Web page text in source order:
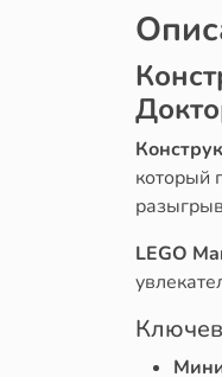
который
LEGO